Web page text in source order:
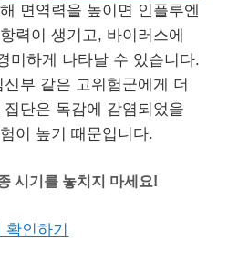
면역력을 높이면 인플루엔
력이 생기고, 바이러스에
미하게 나타날 수 있습니다.
부 같은 고위험군에게 더
단은 독감에 감염되었을
이 높기 때문입니다.
시기를 놓치지 마세요!
확인하기